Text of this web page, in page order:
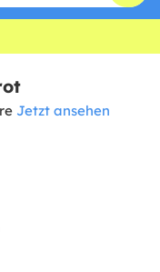
Jetzt ansehen